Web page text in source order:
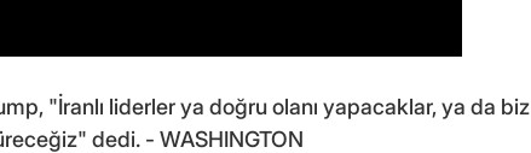
"İranlı liderler ya doğru olanı yapacaklar, ya da biz
dedi. - WASHINGTON